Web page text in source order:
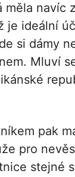
měla navíc
je ideální
si dámy
Mluví
pak
pro
stejné